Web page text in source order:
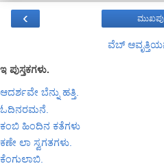
‹
ವೆಬ್‌
ಇ ಪುಸ್ತಕಗಳು.
ಆದರ್ಶವೇ ಬೆನ್ನು ಹತ್ತಿ.
ಓದಿನರಮನೆ.
ಕಂಬಿ ಹಿಂದಿನ ಕತೆಗಳು
ಕಣೇ ಲಾ ಸ್ವಗತಗಳು.
ಕೆಂಗುಲಾಬಿ.